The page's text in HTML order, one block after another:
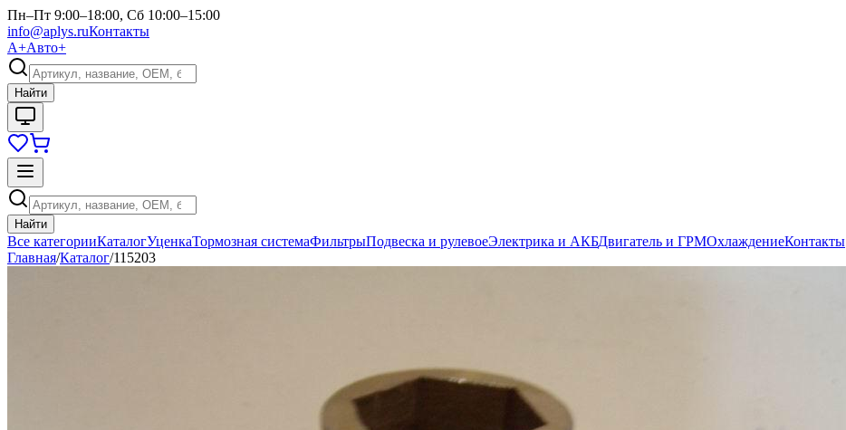
Пн–Пт 9:00–18:00, Сб 10:00–15:00
info@aplys.ruКонтакты
А+Авто+
Найти
Найти
Все категорииКаталогУценкаТормозная системаФильтрыПодвеска и рулевоеЭлектрика и АКБДвигатель и ГРМОхлаждениеКонтакты
Главная/Каталог/115203